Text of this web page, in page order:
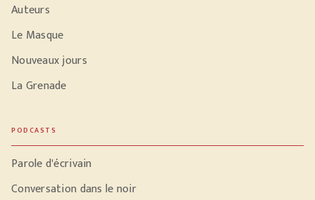
Auteurs
Le Masque
Nouveaux jours
La Grenade
PODCASTS
Parole d'écrivain
Conversation dans le noir